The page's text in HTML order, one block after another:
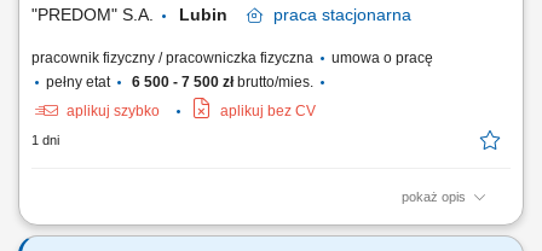
"PREDOM" S.A.
Lubin praca stacjonarna
pracownik fizyczny / pracowniczka fizyczna
umowa o pracę
pełny etat
6 500 - 7 500 złbrutto/mies.
aplikuj szybko
aplikuj bez CV
1 dni
pokaż opis
praca związana z produkcją elementów prefabrykowanych zalewanie